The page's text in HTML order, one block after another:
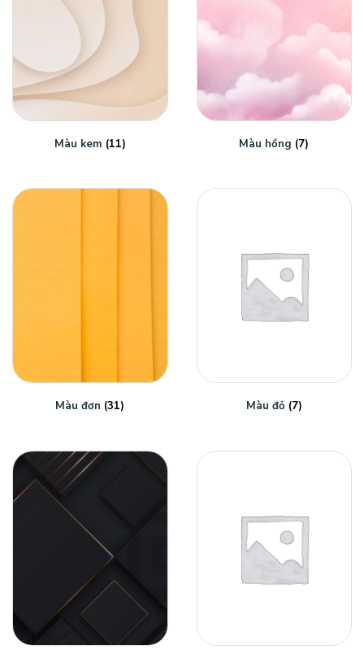
Màu kem (11) Màu hồng (7)
Màu đơn (31) Màu đỏ (7)